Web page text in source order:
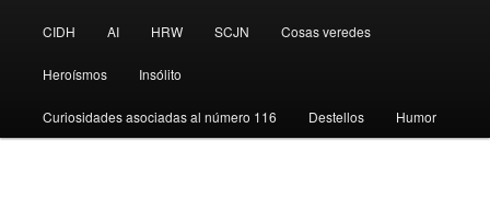
CIDH AI HRW SCJN Cosas veredes
Heroísmos Insólito
Curiosidades asociadas al número 116 Destellos Humor